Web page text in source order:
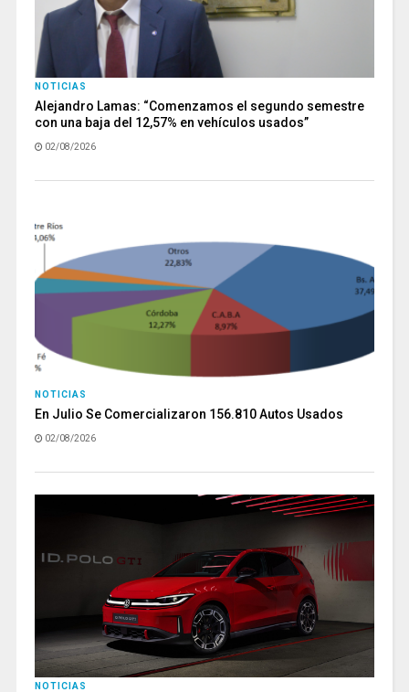
NOTICIAS
Alejandro Lamas: “Comenzamos el segundo semestre
con una baja del 12,57% en vehículos usados”
02/08/2026
NOTICIAS
En Julio Se Comercializaron 156.810 Autos Usados
02/08/2026
NOTICIAS